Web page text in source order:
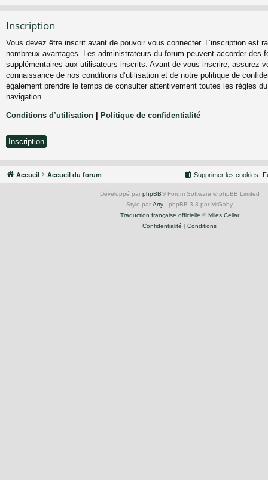
Inscription
Vous devez être inscrit avant de pouvoir vous connecter. L’inscription est
nombreux avantages. Les administrateurs du forum peuvent accorder des
supplémentaires aux utilisateurs inscrits. Avant de vous inscrire, assurez-
connaissance de nos conditions d’utilisation et de notre politique de
également prendre le temps de consulter attentivement toutes les règles
navigation.
Conditions d’utilisation | Politique de confidentialité
Inscription
Accueil Accueil du forum Supprimer les cookies
Développé par phpBB® Forum Software © phpBB Limited
Style par Arty - phpBB 3.3 par MrGaby
Traduction française officielle © Miles Cellar
Confidentialité | Conditions